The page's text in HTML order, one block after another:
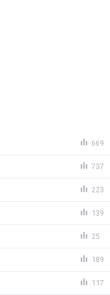
669
737
223
139
25
189
117